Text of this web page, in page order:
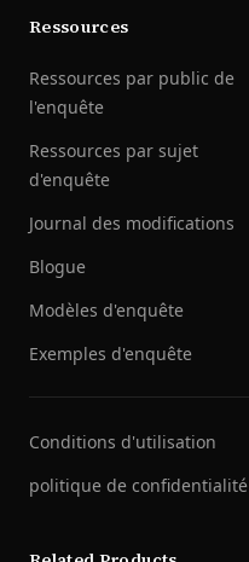
Ressources
Ressources par public de
l'enquête
Ressources par sujet
d'enquête
Journal des modifications
Blogue
Modèles d'enquête
Exemples d'enquête
Conditions d'utilisation
politique de confidentialité